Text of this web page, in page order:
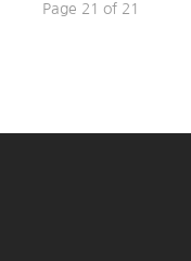
Page 21 of 21